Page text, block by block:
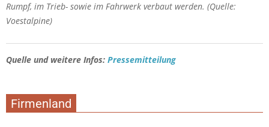
Rumpf, im Trieb- sowie im Fahrwerk verbaut werden. (Quelle:
Voestalpine)
Quelle und weitere Infos: Pressemitteilung
Firmenland